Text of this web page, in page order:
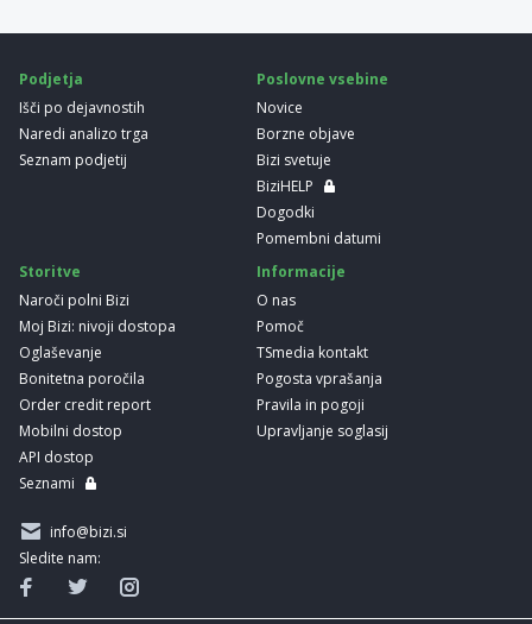
Podjetja
Išči po dejavnostih
Naredi analizo trga
Seznam podjetij
Poslovne vsebine
Novice
Borzne objave
Bizi svetuje
BiziHELP
Dogodki
Pomembni datumi
Storitve
Naroči polni Bizi
Moj Bizi: nivoji dostopa
Oglaševanje
Bonitetna poročila
Order credit report
Mobilni dostop
API dostop
Seznami
Informacije
O nas
Pomoč
TSmedia kontakt
Pogosta vprašanja
Pravila in pogoji
Upravljanje soglasij
info@bizi.si
Sledite nam: